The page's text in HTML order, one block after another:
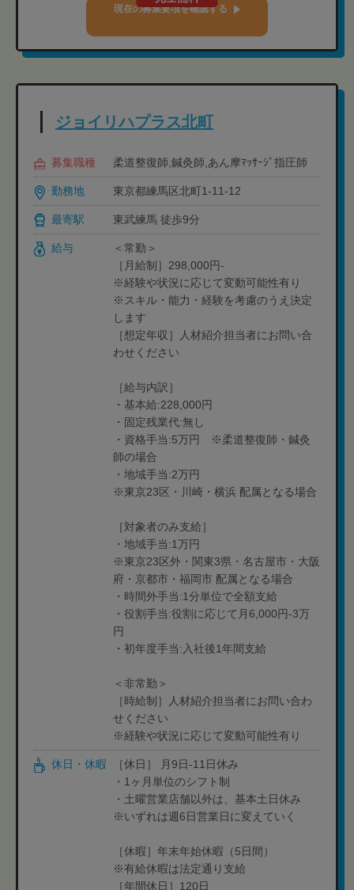
現在の募集要項を確認する
ジョイリハプラス北町
募集職種 柔道整復師,鍼灸師,あん摩ﾏｯｻｰｼﾞ指圧師
勤務地 東京都練馬区北町1-11-12
最寄駅 東武練馬 徒歩9分
給与
＜常勤＞
［月給制］298,000円-
※経験や状況に応じて変動可能性有り
※スキル・能力・経験を考慮のうえ決定
します
［想定年収］人材紹介担当者にお問い合
わせください
［給与内訳］
・基本給:228,000円
・固定残業代:無し
・資格手当:5万円 ※柔道整復師・鍼灸
師の場合
・地域手当:2万円
※東京23区・川崎・横浜 配属となる場合
［対象者のみ支給］
・地域手当:1万円
※東京23区外・関東3県・名古屋市・大阪
府・京都市・福岡市 配属となる場合
・時間外手当:1分単位で全額支給
・役割手当:役割に応じて月6,000円-3万
円
・初年度手当:入社後1年間支給
＜非常勤＞
［時給制］人材紹介担当者にお問い合わ
せください
※経験や状況に応じて変動可能性有り
休日・休暇
［休日］ 月9日-11日休み
・1ヶ月単位のシフト制
・土曜営業店舗以外は、基本土日休み
※いずれは週6日営業日に変えていく
［休暇］年末年始休暇（5日間）
※有給休暇は法定通り支給
［年間休日］120日